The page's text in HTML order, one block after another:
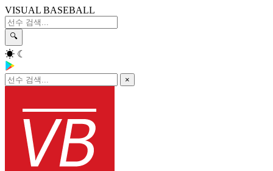
VISUAL BASEBALL
🔍
☀ ☾
×